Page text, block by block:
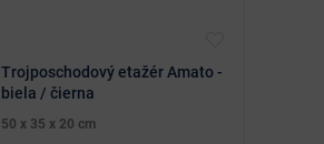
Trojposchodový etažér Amato -
biela / čierna
50 x 35 x 20 cm